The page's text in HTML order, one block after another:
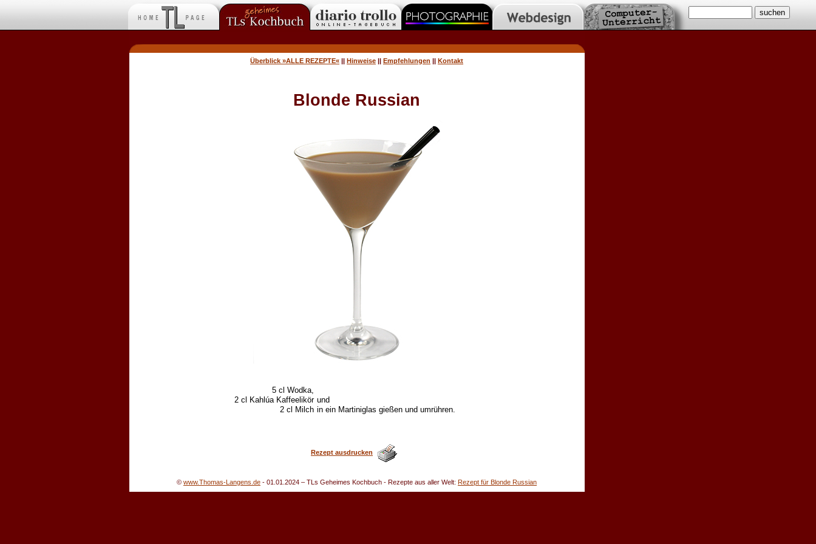
Überblick »ALLE REZEPTE« || Hinweise || Empfehlungen || Kontakt
Blonde Russian
5 cl Wodka,
2 cl Kahlúa Kaffeelikör und
2 cl Milch in ein Martiniglas gießen und umrühren.
Rezept ausdrucken
© www.Thomas-Langens.de - 01.01.2024 – TLs Geheimes Kochbuch - Rezepte aus aller Welt: Rezept für Blonde Russian